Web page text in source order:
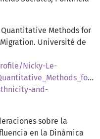
Quantitative Methods for
Université de
Nicky-Le-
and-
sobre la
en la Dinámica